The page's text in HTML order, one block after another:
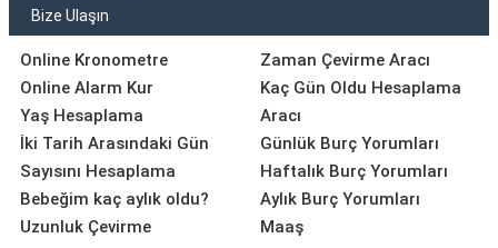
Bize Ulaşın
Online Kronometre
Online Alarm Kur
Yaş Hesaplama
İki Tarih Arasındaki Gün
Sayısını Hesaplama
Bebeğim kaç aylık oldu?
Uzunluk Çevirme
Zaman Çevirme Aracı
Kaç Gün Oldu Hesaplama
Aracı
Günlük Burç Yorumları
Haftalık Burç Yorumları
Aylık Burç Yorumları
Maaş